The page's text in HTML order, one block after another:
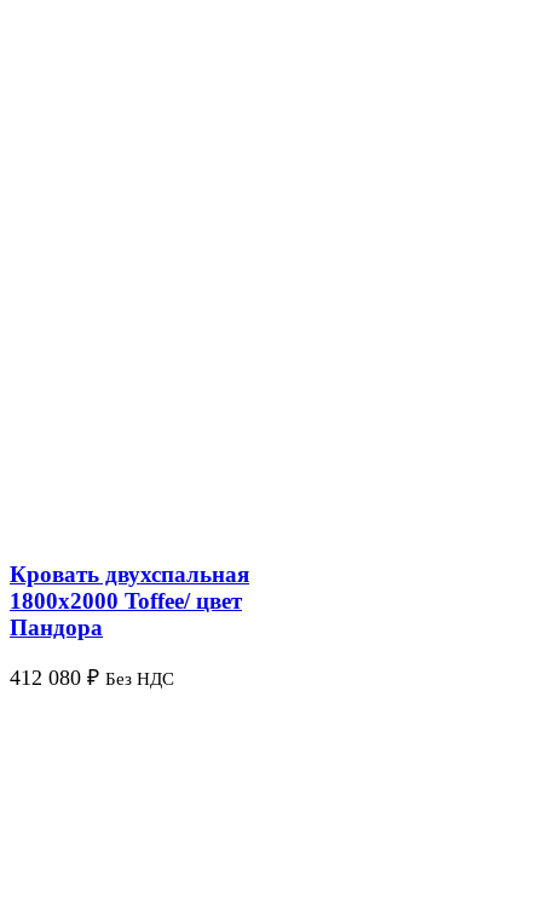
Кровать двухспальная
1800х2000 Toffee/ цвет
Пандора
412 080 ₽ Без НДС